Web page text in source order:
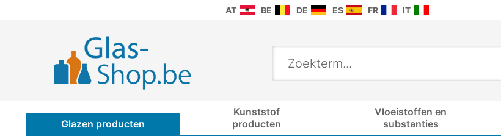
AT BE DE ES FR IT
Glazen producten
Kunststof
producten
Vloeistoffen en
substanties